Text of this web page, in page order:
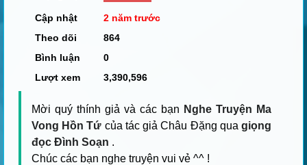
Cập nhật
2 năm trước
Theo dõi
864
Bình luận
0
Lượt xem
3,390,596
Mời quý thính giả và các bạn Nghe Truyện Ma
Vong Hồn Tứ của tác giả Châu Đặng quagiọng
đọc Đình Soạn .
Chúc các bạn nghe truyện vui vẻ ^^ !